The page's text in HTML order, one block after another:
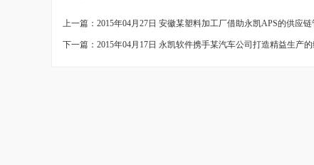
上一篇：2015年04月27日 安徽某塑料加工厂借助永凯APS的供应
下一篇：2015年04月17日 永凯软件携手某汽车公司打造精益生产